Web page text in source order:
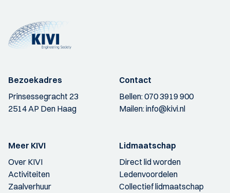
Bezoekadres
Prinsessegracht 23
2514 AP Den Haag
Contact
Bellen:070 3919 900
Mailen:info@kivi.nl
Meer KIVI
Over KIVI
Activiteiten
Zaalverhuur
Lidmaatschap
Direct lid worden
Ledenvoordelen
Collectief lidmaatschap